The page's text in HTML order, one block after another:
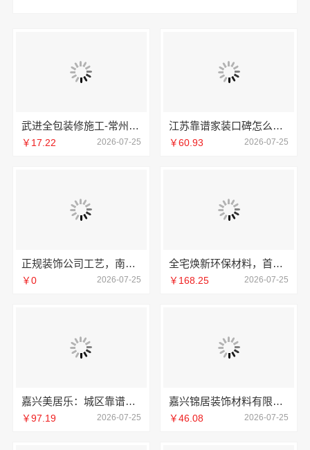
武进全包装修施工-常州宜居佳装饰工程有限公司
￥17.22 2026-07-25
江苏靠谱家装口碑怎么样-常州宜居佳装饰
￥60.93 2026-07-25
正规装饰公司工艺，南通宏域全宅装饰建材有限公司
￥0 2026-07-25
全宅焕新环保材料，首选邯郸至臻全宅新材料有限公司
￥168.25 2026-07-25
嘉兴美居乐：城区靠谱旧房改造咨询
￥97.19 2026-07-25
嘉兴锦居装饰材料有限公司，嘉兴高端装饰地址
￥46.08 2026-07-25